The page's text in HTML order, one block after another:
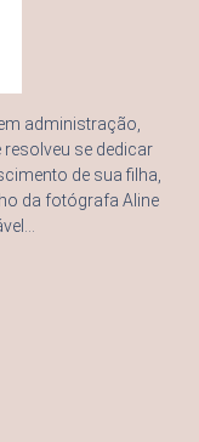
administração,
se dedicar
de sua filha,
da fotógrafa Aline